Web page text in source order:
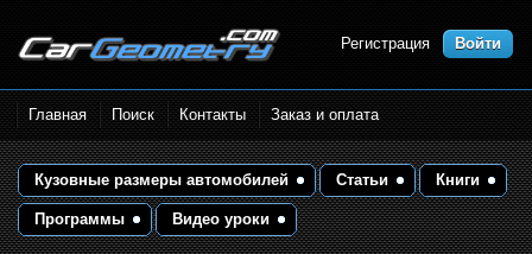
Размеры кузова автомобилей.
Контрольные точки и кузовные
размеры. Геометрия кузова
Регистрация Войти
Главная Поиск Контакты Заказ и оплата
Кузовные размеры автомобилей Статьи Книги
Программы Видео уроки